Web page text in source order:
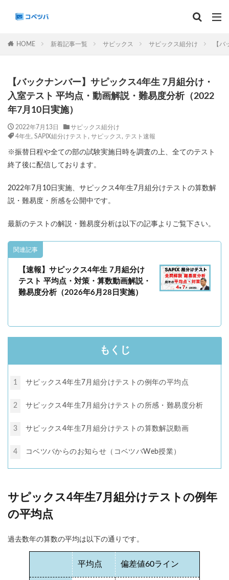
HOME 新着記事一覧 サピックス サピックス組分け 【
【バックナンバー】サピックス4年生 7月組分け・
入室テスト 平均点・動画解説・難易度分析（2022
年7月10日実施）
2022年7月13日
サピックス組分け
4年生, SAPIX組分けテスト , サピックス , テスト速報
※振替日程や全ての部の試験実施日時を調査の上、全てのテスト
終了後に配信しております。
2022年7月10日実施、サピックス4年生7月組分けテストの算数解
説・難易度・所感を公開中です。
最新のテストの解説・難易度分析は以下の記事よりご覧下さい。
関連記事
【速報】サピックス4年生 7月組分け
テスト 平均点・対策・算数動画解説・
難易度分析（2026年6月28日実施）
もくじ
1 サピックス4年生7月組分けテストの例年の平均点
2 サピックス4年生7月組分けテストの所感・難易度分析
3 サピックス4年生7月組分けテストの算数解説動画
4 コベツバからのお知らせ（コベツバWeb授業）
サピックス4年生7月組分けテストの例年
の平均点
過去数年の算数の平均は以下の通りです。
平均点 偏差値60ライン
カテゴリー
タグ
算数 理科 3年生 後期(9月~11月)
サピックス 予習シリーズ 四谷大塚
6年生 5年生 4年生 入試分析・志望校別対策
解体新書 保存版 学習法記事
SAPIXデイリーチェック
SAPIXマンスリー確認/復習テスト SAPIX組分けテスト
サピックスオープン 土曜特訓
早稲アカデミーカリキュラムテスト
四谷大塚志望校判定テスト 新学年(1月〜2月)
サピックステキスト解説・対策
TopGun特訓 コベツバ過去問動画解説
コベツバからのお知らせ 抽象化能力 熱量
検索